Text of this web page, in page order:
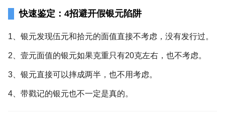
快速鉴定：4招避开假银元陷阱
1、银元发现伍元和拾元的面值直接不考虑，没有发行过。
2、壹元面值的银元如果克重只有20克左右，也不考虑。
3、银元直接可以摔成两半，也不用考虑。
4、带戳记的银元也不一定是真的。